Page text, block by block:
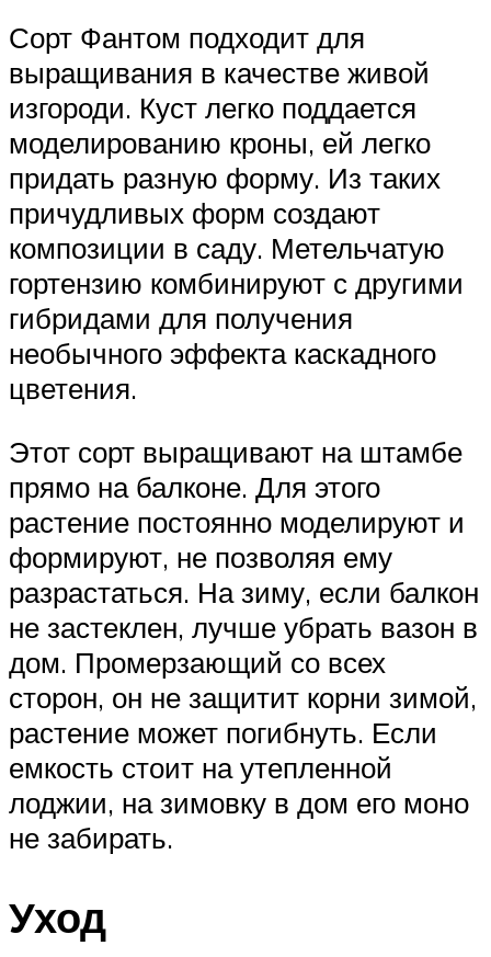
Сорт Фантом подходит для
выращивания в качестве живой
изгороди. Куст легко поддается
моделированию кроны, ей легко
придать разную форму. Из таких
причудливых форм создают
композиции в саду. Метельчатую
гортензию комбинируют с другими
гибридами для получения
необычного эффекта каскадного
цветения.
Этот сорт выращивают на штамбе
прямо на балконе. Для этого
растение постоянно моделируют и
формируют, не позволяя ему
разрастаться. На зиму, если балкон
не застеклен, лучше убрать вазон в
дом. Промерзающий со всех
сторон, он не защитит корни зимой,
растение может погибнуть. Если
емкость стоит на утепленной
лоджии, на зимовку в дом его моно
не забирать.
Уход